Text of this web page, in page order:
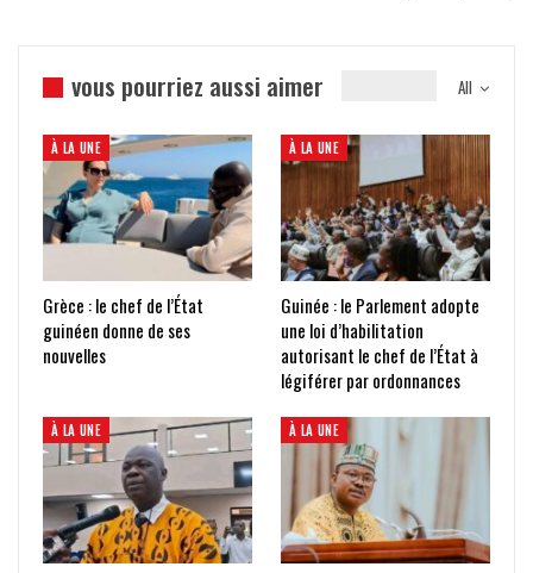
All
vous pourriez aussi aimer
À LA UNE
Grèce : le chef de l’État
guinéen donne de ses
nouvelles
À LA UNE
Guinée : le Parlement adopte
une loi d’habilitation
autorisant le chef de l’État à
légiférer par ordonnances
À LA UNE À LA UNE